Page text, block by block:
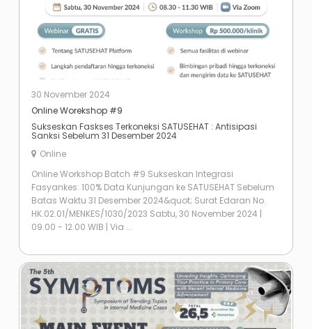
30 November 2024
Online Worekshop #9
Sukseskan Faskses Terkoneksi SATUSEHAT : Antisipasi
Sanksi Sebelum 31 Desember 2024
Online
Online Workshop Batch #9 Sukseskan Integrasi
Fasyankes: 100% Data Kunjungan ke SATUSEHAT Sebelum
Batas Waktu 31 Desember 2024&quot; Surat Edaran No.
HK.02.01/MENKES/1030/2023 Sabtu, 30 November 2024 |
09.00 - 12.00 WIB | Via ...